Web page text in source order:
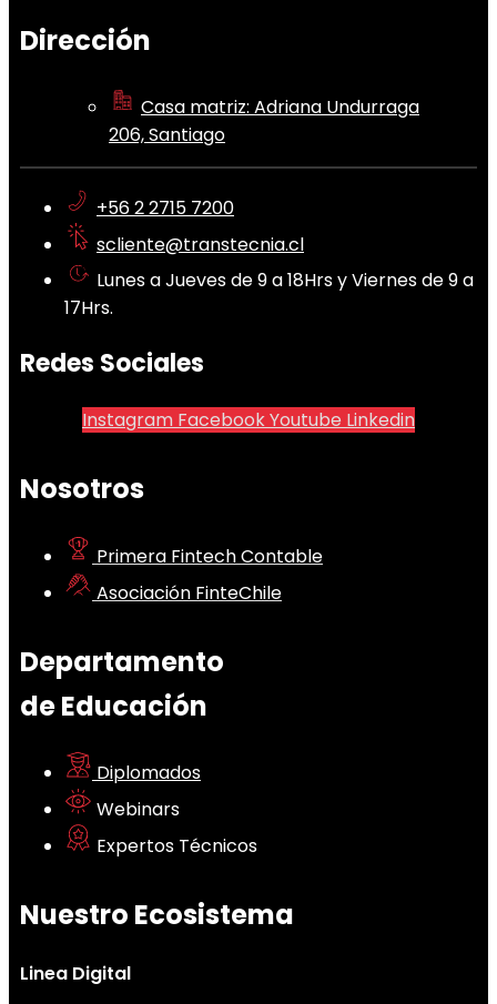
Dirección
Casa matriz: Adriana Undurraga
206, Santiago
+56 2 2715 7200
scliente@transtecnia.cl
Lunes a Jueves de 9 a 18Hrs y Viernes de 9 a
17Hrs.
Redes Sociales
Instagram FacebookYoutube Linkedin
Nosotros
Primera Fintech Contable
Asociación FinteChile
Departamento
de Educación
Diplomados
Webinars
Expertos Técnicos
Nuestro Ecosistema
Linea Digital